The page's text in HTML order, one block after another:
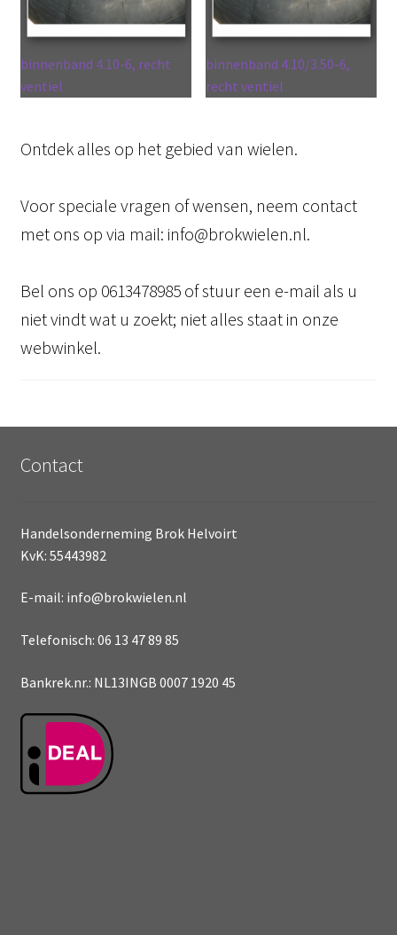
binnenband 4.10-6, recht
ventiel
binnenband 4.10/3.50-6,
recht ventiel
Ontdek alles op het gebied van wielen.
Voor speciale vragen of wensen, neem contact
met ons op via mail: info@brokwielen.nl.
Bel ons op 0613478985 of stuur een e-mail als u
niet vindt wat u zoekt; niet alles staat in onze
webwinkel.
Contact
Handelsonderneming Brok Helvoirt
KvK: 55443982
E-mail: info@brokwielen.nl
Telefonisch: 06 13 47 89 85
Bankrek.nr.: NL13INGB 0007 1920 45